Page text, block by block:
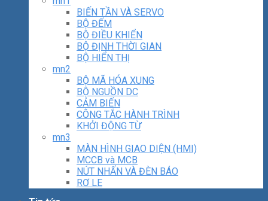
BIẾN TẦN VÀ SERVO
BỘ ĐẾM
BỘ ĐIỀU KHIỂN
BỘ ĐỊNH THỜI GIAN
BỘ HIỂN THỊ
mn2
BỘ MÃ HÓA XUNG
BỘ NGUỒN DC
CẢM BIẾN
CÔNG TẮC HÀNH TRÌNH
KHỞI ĐỘNG TỪ
mn3
MÀN HÌNH GIAO DIỆN (HMI)
MCCB và MCB
NÚT NHẤN VÀ ĐÈN BÁO
RƠ LE